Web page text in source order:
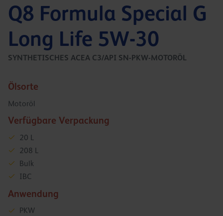
Q8 Formula Special G
Long Life 5W-30
SYNTHETISCHES ACEA C3/API SN-PKW-MOTORÖL
Ölsorte
Motoröl
Verfügbare Verpackung
20 L
208 L
Bulk
IBC
Anwendung
PKW